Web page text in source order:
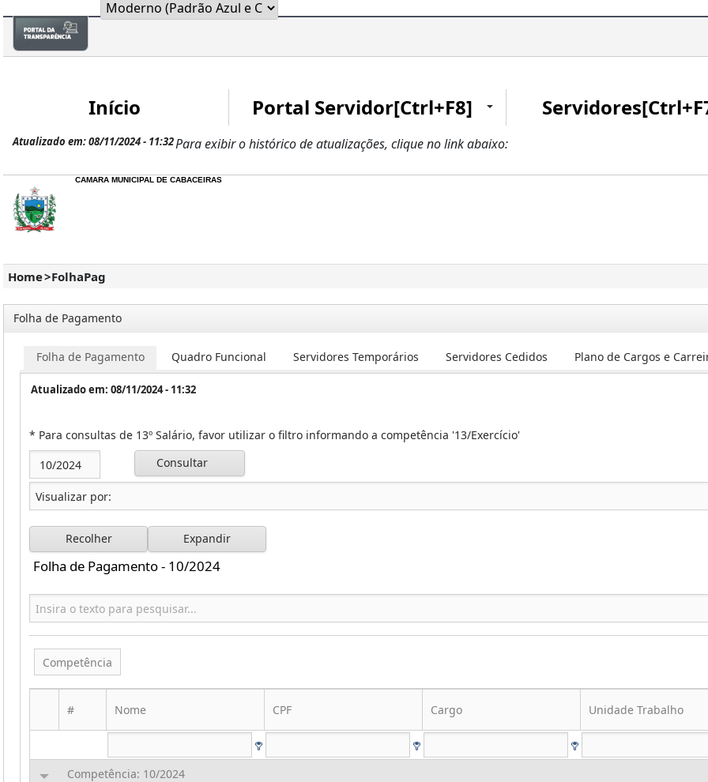
Início Portal Servidor[Ctrl+F8]
Para exibir o histórico de atualizações, clique no link abaixo:
Atualizado em: 08/11/2024 - 11:32
CAMARA MUNICIPAL DE CABACEIRAS
Home>FolhaPag
Folha de Pagamento
Folha de Pagamento Quadro Funcional Servidores Temporários Servidores Cedidos Plano de Cargos e
Atualizado em: 08/11/2024 - 11:32
* Para consultas de 13º Salário, favor utilizar o filtro informando a competência '13/Exercício'
Consultar
Recolher Expandir
Folha de Pagamento - 10/2024
Competência
# Nome CPF Cargo Unidade Trabalho
Competência: 10/2024